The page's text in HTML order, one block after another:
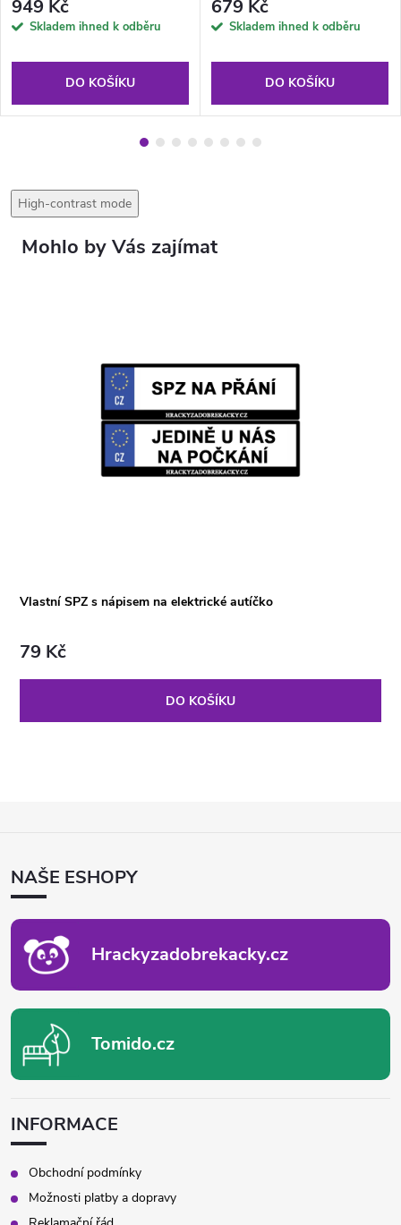
949 Kč
Skladem ihned k odběru
DO KOŠÍKU
679 Kč
Skladem ihned k odběru
DO KOŠÍKU
High-contrast mode
Vlastní SPZ s nápisem na elektrické autíčko
79 Kč
DO KOŠÍKU
ANAŠE ESHOPY
Hrackyzadobrekacky.cz
Tomido.cz
INFORMACE
Obchodní podmínky
Možnosti platby a dopravy